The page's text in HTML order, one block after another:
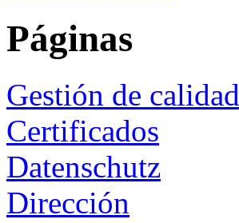
Páginas
Gestión de calidad
Certificados
Datenschutz
Dirección